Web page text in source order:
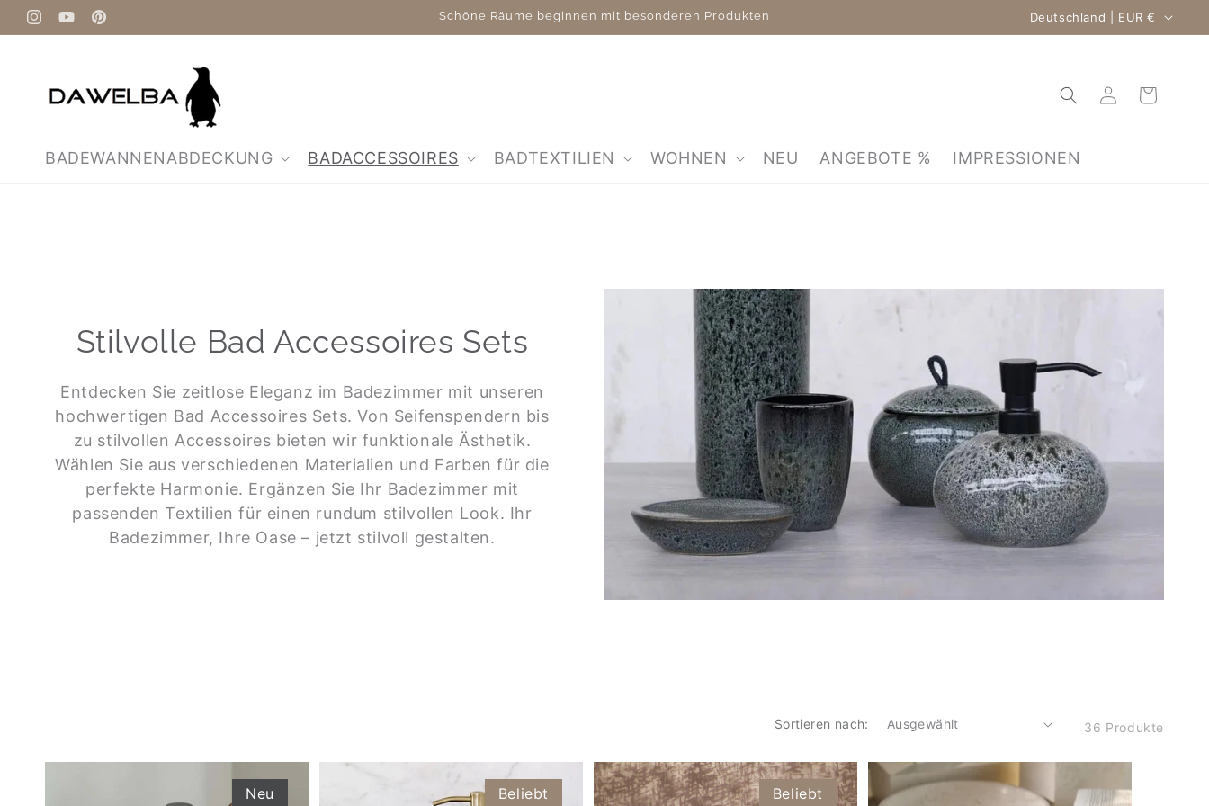
zum
Inhalt
InstagramYouTubePinterest
Schöne Räume beginnen mit besonderen Produkten Land/Region Deutschland | EUR €
BADEWANNENABDECKUNG BADACCESSOIRES BADTEXTILIEN WOHNEN NEU ANGEBOTE % IMPRESSIONEN
EinloggenWarenkorb
Stilvolle Bad Accessoires Sets
Entdecken Sie zeitlose Eleganz im Badezimmer mit unseren
hochwertigen Bad Accessoires Sets. Von Seifenspendern bis
zu stilvollen Accessoires bieten wir funktionale Ästhetik.
Wählen Sie aus verschiedenen Materialien und Farben für die
perfekte Harmonie. Ergänzen Sie Ihr Badezimmer mit
passenden Textilien für einen rundum stilvollen Look. Ihr
Badezimmer, Ihre Oase – jetzt stilvoll gestalten.
Sortieren nach: 36 Produkte
Neu Beliebt Beliebt